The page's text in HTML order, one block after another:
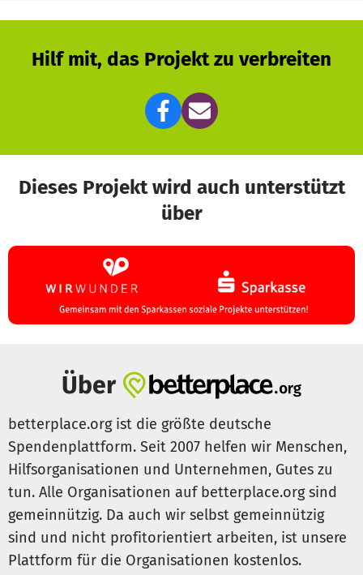
Hilf mit, das Projekt zu verbreiten
Dieses Projekt wird auch unterstützt
über
Über
betterplace.org ist die größte deutsche
Spendenplattform. Seit 2007 helfen wir Menschen,
Hilfsorganisationen und Unternehmen, Gutes zu
tun. Alle Organisationen auf betterplace.org sind
gemeinnützig. Da auch wir selbst gemeinnützig
sind und nicht profitorientiert arbeiten, ist unsere
Plattform für die Organisationen kostenlos.